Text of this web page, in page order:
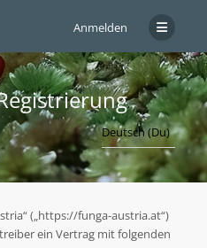
Anmelden
(„https://funga-austria.at“)
ein Vertrag mit folgenden